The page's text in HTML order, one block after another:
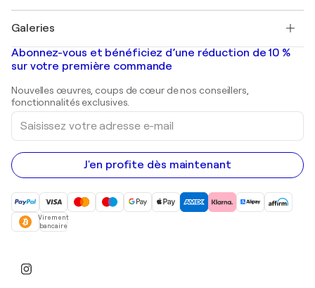
Banksy
Mr. Brainwash
Shepard Fairey
Tableaux abstraits à vendre
Peintures de paysage
Estampes
Peintures acryliques
Galeries
Galeries d'art en France
Galeries d'art en Belgique
Abonnez-vous et bénéficiez d’une réduction de 10 %
sur votre première commande
Nouvelles œuvres, coups de cœur de nos conseillers,
fonctionnalités exclusives.
Saisissez
votre
adresse
e-
mail
J'en profite dès maintenant
Virement
bancaire